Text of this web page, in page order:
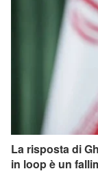
La risposta di
in loop è un